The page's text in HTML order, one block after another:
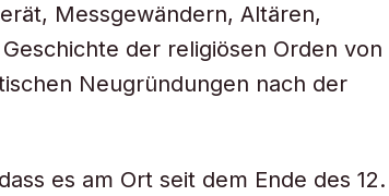
Messgewändern, Altären,
der religiösen Orden von
Neugründungen nach der
es am Ort seit dem Ende des 12.